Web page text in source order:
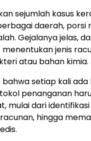
sejumlah kasus
daerah, porsi
Gejalanya jelas,
menentukan jenis
atau bahan kimia.
setiap kali
penanganan
mulai dari identifikasi
hingga